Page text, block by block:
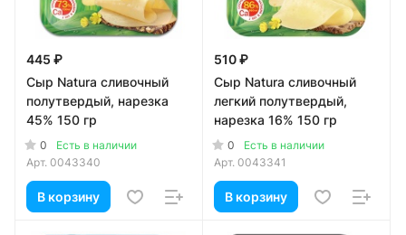
445 ₽
Сыр Natura сливочный
полутвердый, нарезка
45% 150 гр
0
Есть в наличии
Арт. 0043340
В корзину
510 ₽
Сыр Natura сливочный
легкий полутвердый,
нарезка 16% 150 гр
0
Есть в наличии
Арт. 0043341
В корзину